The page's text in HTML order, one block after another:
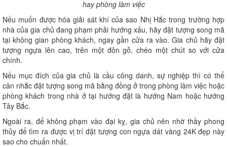
hay phòng làm việc
Nếu muốn được hóa giải sát khí của sao Nhị Hắc trong trường hợp
nhà của gia chủ đang phạm phải hướng xấu, hãy đặt tượng song mã
tại không gian phòng khách, ngay gần cửa ra vào. Gia chủ hãy đặt
tượng ngựa lên cao, trên một đôn gỗ, chéo một chút so với cửa
chính.
Nếu mục đích của gia chủ là cầu công danh, sự nghiệp thì có thể
cân nhắc đặt tượng song mã bằng đồng ở trong phòng làm việc hoặc
phòng khách trong nhà ở tại hướng đặt là hướng Nam hoặc hướng
Tây Bắc.
Ngoài ra, để không phạm vào đại kỵ, gia chủ nên nhờ thầy phong
thủy để tìm ra được vị trí đặt tượng con ngựa dát vàng 24K đẹp này
sao cho chuẩn nhất.